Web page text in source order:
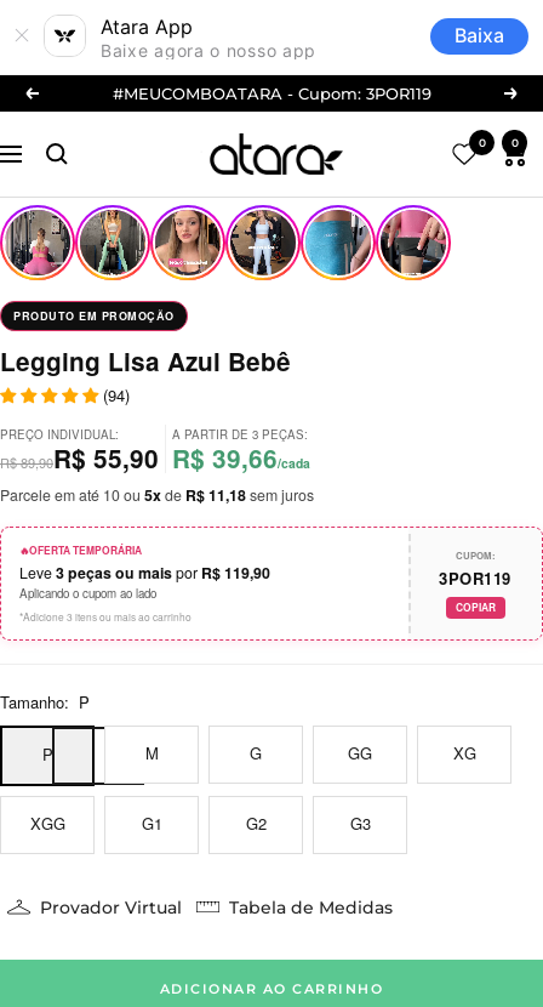
Atara App
Baixe agora o nosso app
Baixa
Pular
para
conteúdo
Anterior #MEUCOMBOATARA - Cupom: 3POR119
Navegação
0 0
Modelo mede 1.68e veste
parte superior eMna parte inferior.
PRODUTO EM PROMOÇÃO
Legging Lisa Azul Bebê
(94)
PREÇO INDIVIDUAL:
R$ 89,90R$ 55,90
A PARTIR DE 3 PEÇAS:
R$ 39,66/cada
Parcele em até 10 ou 5xde R$ 11,18sem juros
🔥OFERTA TEMPORÁRIA
Leve3 peças ou maispor R$ 119,90
Aplicando o cupom ao lado
*Adicione 3 itens ou mais ao carrinho
CUPOM:
3POR119
COPIAR
Tamanho: P
P M G GG XG
XGG G1 G2 G3
Provador Virtual Tabela de Medidas
ADICIONAR AO CARRINHO